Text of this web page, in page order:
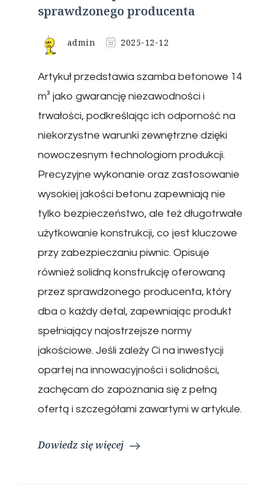
sprawdzonego producenta
admin 2025-12-12
Artykuł przedstawia szamba betonowe 14
m³ jako gwarancję niezawodności i
trwałości, podkreślając ich odporność na
niekorzystne warunki zewnętrzne dzięki
nowoczesnym technologiom produkcji.
Precyzyjne wykonanie oraz zastosowanie
wysokiej jakości betonu zapewniają nie
tylko bezpieczeństwo, ale też długotrwałe
użytkowanie konstrukcji, co jest kluczowe
przy zabezpieczaniu piwnic. Opisuje
również solidną konstrukcję oferowaną
przez sprawdzonego producenta, który
dba o każdy detal, zapewniając produkt
spełniający najostrzejsze normy
jakościowe. Jeśli zależy Ci na inwestycji
opartej na innowacyjności i solidności,
zachęcam do zapoznania się z pełną
ofertą i szczegółami zawartymi w artykule.
Dowiedz się więcej